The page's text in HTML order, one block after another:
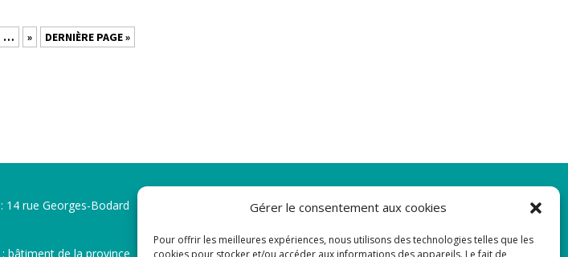
Gérer le consentement aux cookies
Pour offrir les meilleures expériences, nous utilisons des technologies telles que les
cookies pour stocker et/ou accéder aux informations des appareils. Le fait de
… » DERNIÈRE PAGE »
: 14 rue Georges-Bodard
: bâtiment de la province
Newsletter
Adresse de courrier électronique: